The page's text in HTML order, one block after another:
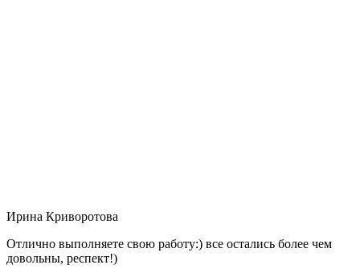
Ирина Криворотова
Отлично выполняете свою работу:) все остались более чем
довольны, респект!)